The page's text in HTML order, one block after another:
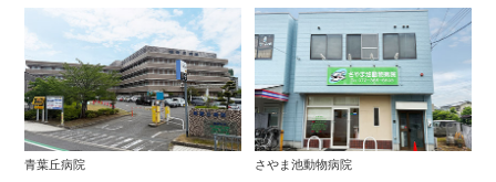
青葉丘病院 さやま池動物病院